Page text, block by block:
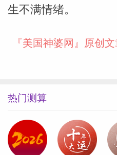
生不满情绪。
『美国神婆网』原创
热门测算